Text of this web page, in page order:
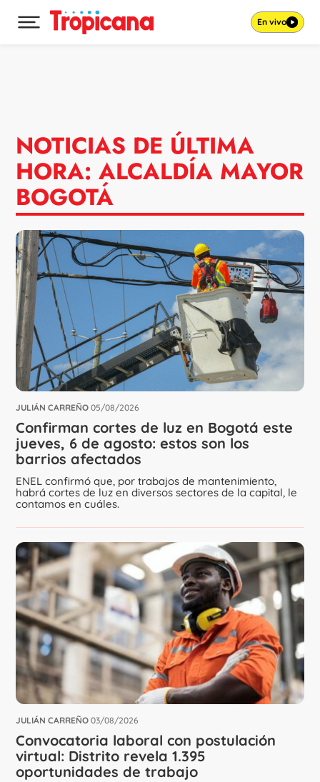
Desplegar menú principal En vivo
NOTICIAS DE ÚLTIMA
HORA: ALCALDÍA MAYOR
BOGOTÁ
JULIÁN CARREÑO 05/08/2026
Confirman cortes de luz en Bogotá este
jueves, 6 de agosto: estos son los
barrios afectados
ENEL confirmó que, por trabajos de mantenimiento,
habrá cortes de luz en diversos sectores de la capital, le
contamos en cuáles.
JULIÁN CARREÑO 03/08/2026
Convocatoria laboral con postulación
virtual: Distrito revela 1.395
oportunidades de trabajo